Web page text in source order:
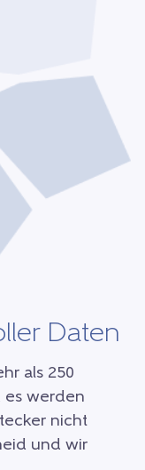
Daten
als 250
werden
nicht
und wir